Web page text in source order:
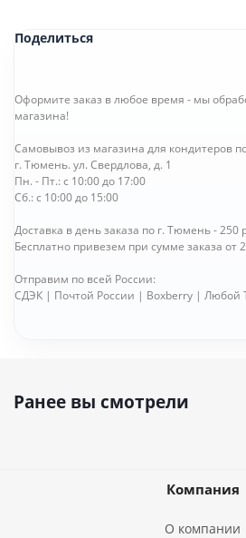
Поделиться
Оформите заказ в любое время - мы
магазина!
Самовывоз из магазина для кондитеров
г. Тюмень. ул. Свердлова, д. 1
Пн. - Пт.: с 10:00 до 17:00
Сб.: с 10:00 до 15:00
Доставка в день заказа по г. Тюмень - 250
Бесплатно привезем при сумме заказа от
Отправим по всей России:
СДЭК | Почтой России | Boxberry | Любой
Ранее вы смотрели
Компания
О компании